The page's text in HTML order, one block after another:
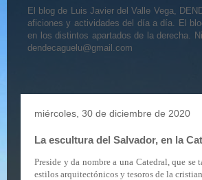
El blog de Luis Javier del Valle Vega,
aficiones y actividades del día a día. El
en los distintos apartados de la derecha.
dendecaguelu@gmail.com
miércoles, 30 de diciembre de 2020
La escultura del Salvador, en la
Preside y da nombre a una Catedral, que
estilos arquitectónicos y tesoros de la